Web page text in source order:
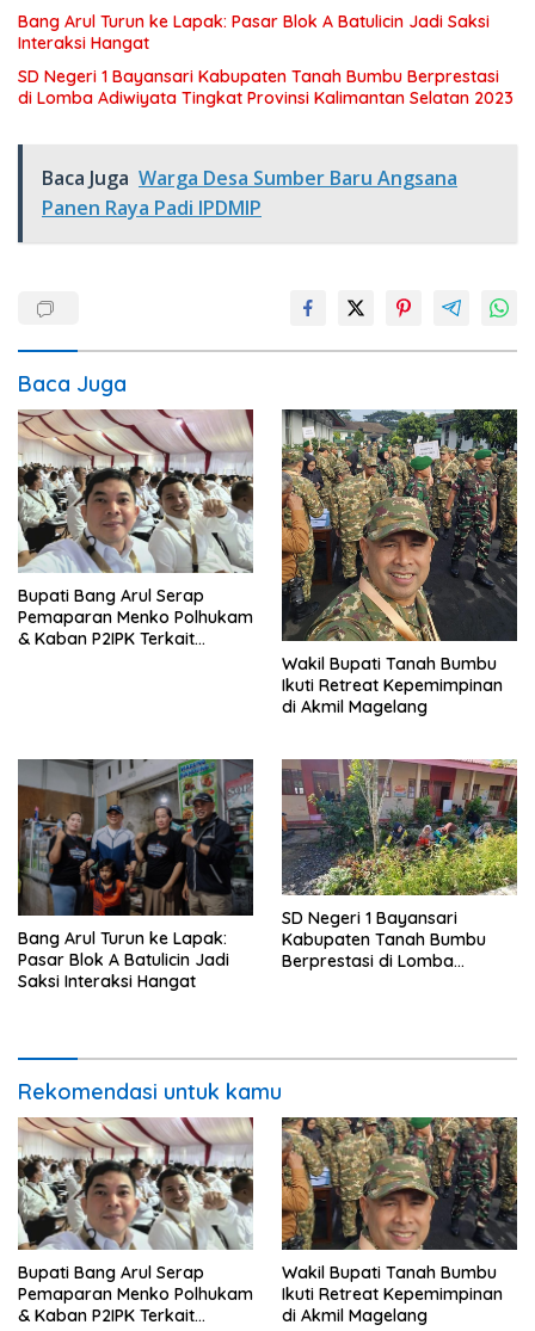
Bang Arul Turun ke Lapak: Pasar Blok A Batulicin Jadi Saksi
Interaksi Hangat
SD Negeri 1 Bayansari Kabupaten Tanah Bumbu Berprestasi
di Lomba Adiwiyata Tingkat Provinsi Kalimantan Selatan 2023
Baca Juga Warga Desa Sumber Baru Angsana
Panen Raya Padi IPDMIP
Baca Juga
Bupati Bang Arul Serap
Pemaparan Menko Polhukam
& Kaban P2IPK Terkait
Wakil Bupati Tanah Bumbu
Ikuti Retreat Kepemimpinan
di Akmil Magelang
Bang Arul Turun ke Lapak:
Pasar Blok A Batulicin Jadi
Saksi Interaksi Hangat
SD Negeri 1 Bayansari
Kabupaten Tanah Bumbu
Berprestasi di Lomba
Rekomendasi untuk kamu
Bupati Bang Arul Serap
Pemaparan Menko Polhukam
& Kaban P2IPK Terkait
Wakil Bupati Tanah Bumbu
Ikuti Retreat Kepemimpinan
di Akmil Magelang